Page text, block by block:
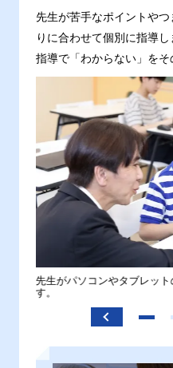
先生が苦手なポイントや
りに合わせて個別に指導
指導で「わからない」をそ
先生がパソコンやタブレッ
す。